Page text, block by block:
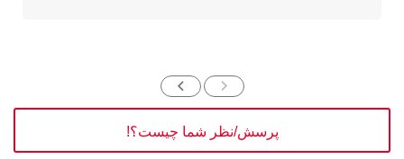
پرسش/نظر شما چیست؟!